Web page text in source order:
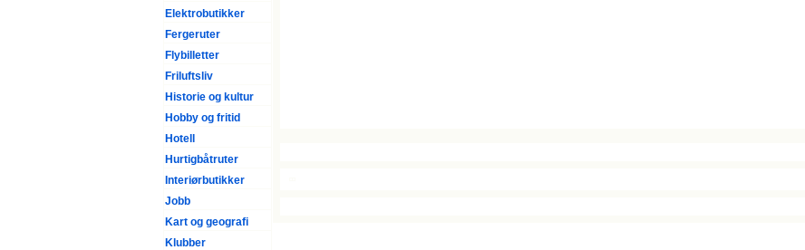
Elektrobutikker
Fergeruter
Flybilletter
Friluftsliv
Historie og kultur
Hobby og fritid
Hotell
Hurtigbåtruter
Interiørbutikker
Jobb
Kart og geografi
Klubber